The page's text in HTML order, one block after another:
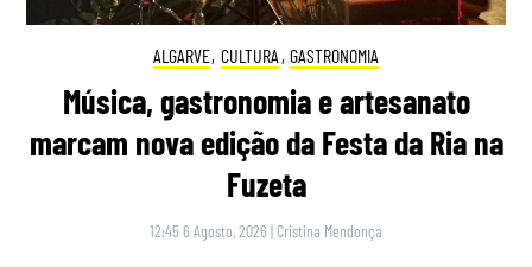
ALGARVE, CULTURA , GASTRONOMIA
Música, gastronomia e artesanato
marcam nova edição da Festa da Ria na
Fuzeta
12:45 6 Agosto, 2026 | Cristina Mendonça